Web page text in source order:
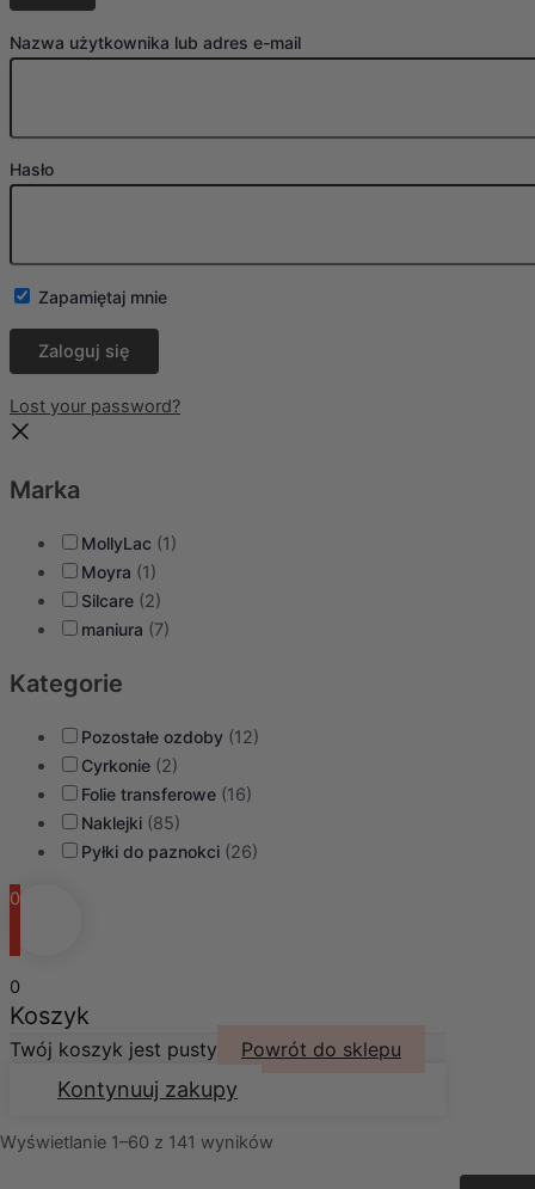
Wyświetlanie 1–60 z 141 wyników
Nazwa użytkownika lub adres e-mail
Hasło
Zapamiętaj mnie
Lost your password?
Marka
MollyLac (1)
Moyra (1)
Silcare (2)
maniura (7)
Kategorie
Pozostałe ozdoby (12)
Cyrkonie (2)
Folie transferowe (16)
Naklejki (85)
Pyłki do paznokci (26)
0
0
Koszyk
Twój koszyk jest pusty Powrót do sklepu
Kontynuuj zakupy